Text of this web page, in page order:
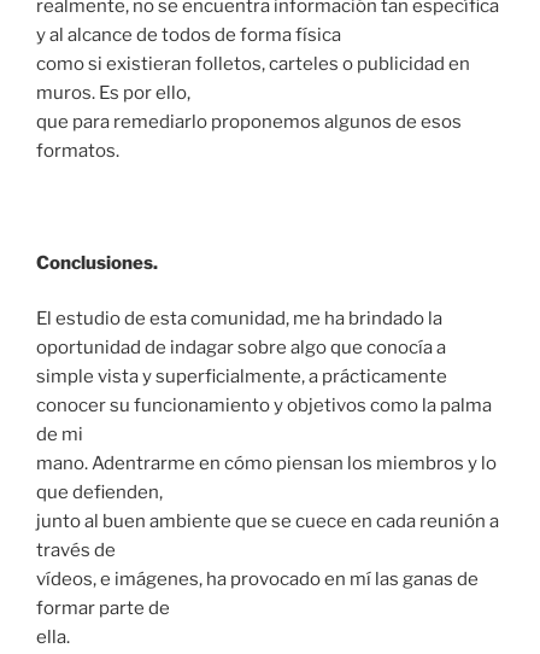
realmente, no se encuentra información tan específica
y al alcance de todos de forma física
como si existieran folletos, carteles o publicidad en
muros. Es por ello,
que para remediarlo proponemos algunos de esos
formatos.
Conclusiones.
El estudio de esta comunidad, me ha brindado la
oportunidad de indagar sobre algo que conocía a
simple vista y superficialmente, a prácticamente
conocer su funcionamiento y objetivos como la palma
de mi
mano. Adentrarme en cómo piensan los miembros y lo
que defienden,
junto al buen ambiente que se cuece en cada reunión a
través de
vídeos, e imágenes, ha provocado en mí las ganas de
formar parte de
ella.